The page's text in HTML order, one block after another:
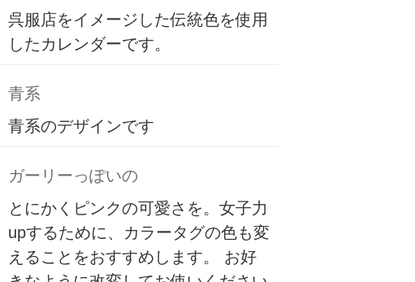
呉服店をイメージした伝統色を使用
したカレンダーです。
青系
青系のデザインです
ガーリーっぽいの
とにかくピンクの可愛さを。女子力
upするために、カラータグの色も変
えることをおすすめします。 お好